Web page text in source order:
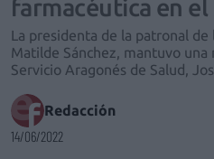
farmacéutica en el
La presidenta de la patronal
Matilde Sánchez, mantuvo
Servicio Aragonés de Salud,
Redacción
14/06/2022